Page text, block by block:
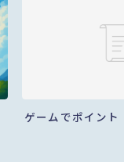
ゲームでポイント